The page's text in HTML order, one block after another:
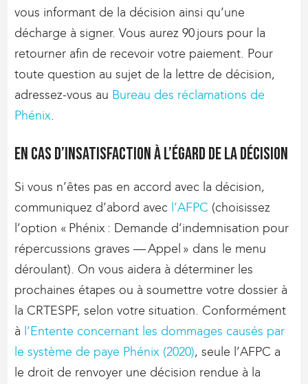
vous informant de la décision ainsi qu’une
décharge à signer. Vous aurez 90 jours pour la
retourner afin de recevoir votre paiement. Pour
toute question au sujet de la lettre de décision,
adressez-vous au Bureau des réclamations de
Phénix.
En cas d’insatisfaction à l’égard de la décision
Si vous n’êtes pas en accord avec la décision,
communiquez d’abord avec l’AFPC (choisissez
l’option « Phénix : Demande d’indemnisation pour
répercussions graves — Appel » dans le menu
déroulant). On vous aidera à déterminer les
prochaines étapes ou à soumettre votre dossier à
la CRTESPF, selon votre situation. Conformément
à l’Entente concernant les dommages causés par
le système de paye Phénix (2020), seule l’AFPC a
le droit de renvoyer une décision rendue à la